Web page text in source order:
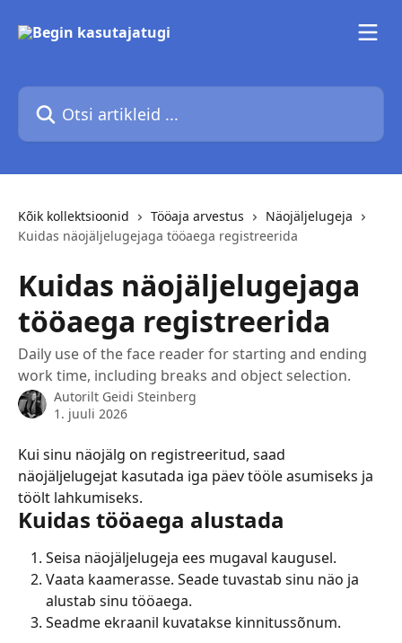
Otsi artikleid ...
Kõik kollektsioonid Tööaja arvestus
Näojäljelugeja
Kuidas näojäljelugejaga tööaega registreerida
Kuidas näojäljelugejaga
tööaega registreerida
Daily use of the face reader for starting and ending
work time, including breaks and object selection.
Autorilt Geidi Steinberg
1. juuli 2026
Kui sinu näojälg on registreeritud, saad
näojäljelugejat kasutada iga päev tööle asumiseks ja
töölt lahkumiseks.
Kuidas tööaega alustada
Seisa näojäljelugeja ees mugaval kaugusel.
Vaata kaamerasse. Seade tuvastab sinu näo ja
alustab sinu tööaega.
Seadme ekraanil kuvatakse kinnitussõnum.